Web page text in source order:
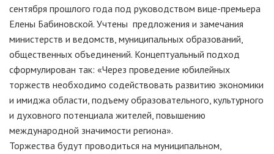
сентября прошлого года под руководством вице-премьера
Елены Бабиновской. Учтены предложения и замечания
министерств и ведомств, муниципальных образований,
общественных объединений. Концептуальный подход
сформулирован так: «Через проведение юбилейных
торжеств необходимо содействовать развитию экономики
и имиджа области, подъему образовательного, культурного
и духовного потенциала жителей, повышению
международной значимости региона».
Торжества будут проводиться на муниципальном,